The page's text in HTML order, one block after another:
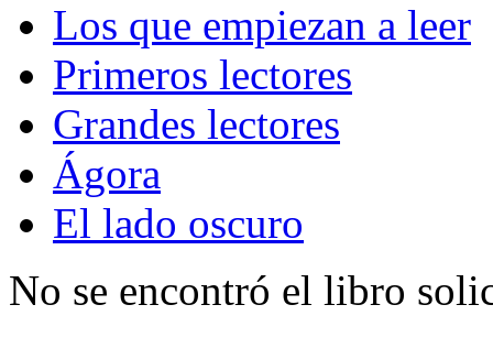
Los que empiezan a leer
Primeros lectores
Grandes lectores
Ágora
El lado oscuro
No se encontró el libro